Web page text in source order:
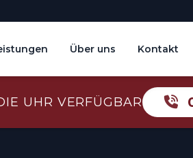
Über uns Kontakt
UHR VERFÜGBAR